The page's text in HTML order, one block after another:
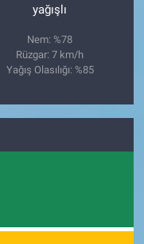
yağışlı
Nem: %78
Rüzgar: 7 km/h
Yağış Olasılığı: %85